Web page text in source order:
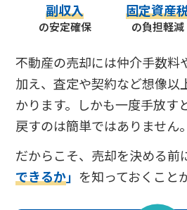
副収入
の安定確保
固定資産
の負担軽減
不動産の売却には仲介手数料
加え、査定や契約など想像以
かります。しかも一度手放す
戻すのは簡単ではありません。
だからこそ、売却を決める前
できるか」 を知っておくこと